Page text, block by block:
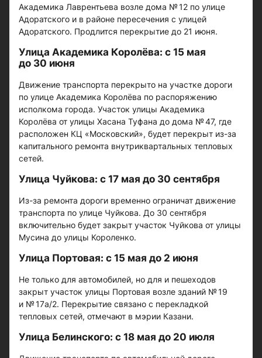
Академика Лаврентьева возле дома № 12 по улице
Адоратского и в районе пересечения с улицей
Адоратского. Продлится перекрытие до 21 июня.
Улица Академика Королёва: с 15 мая
до 30 июня
Движение транспорта перекрыто на участке дороги
по улице Академика Королёва по распоряжению
исполкома города. Участок улицы Академика
Королёва от улицы Хасана Туфана до дома № 47, где
расположен КЦ «Московский», будет перекрыт из-за
капитального ремонта внутриквартальных тепловых
сетей.
Улица Чуйкова: с 17 мая до 30 сентября
Из-за ремонта дороги временно ограничат движение
транспорта по улице Чуйкова. До 30 сентября
включительно будет закрыт участок Чуйкова от улицы
Мусина до улицы Короленко.
Улица Портовая: с 15 мая до 2 июня
Не только для автомобилей, но для и пешеходов
закрыт участок улицы Портовая возле зданий № 19
и № 17а/2. Перекрытие связано с перекладкой
тепловых сетей, отмечают в мэрии Казани.
Улица Белинского: с 18 мая до 20 июля